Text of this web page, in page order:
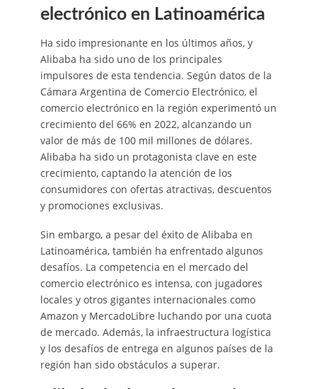
electrónico en Latinoamérica
Ha sido impresionante en los últimos años, y
Alibaba ha sido uno de los principales
impulsores de esta tendencia. Según datos de la
Cámara Argentina de Comercio Electrónico, el
comercio electrónico en la región experimentó un
crecimiento del 66% en 2022, alcanzando un
valor de más de 100 mil millones de dólares.
Alibaba ha sido un protagonista clave en este
crecimiento, captando la atención de los
consumidores con ofertas atractivas, descuentos
y promociones exclusivas.
Sin embargo, a pesar del éxito de Alibaba en
Latinoamérica, también ha enfrentado algunos
desafíos. La competencia en el mercado del
comercio electrónico es intensa, con jugadores
locales y otros gigantes internacionales como
Amazon y MercadoLibre luchando por una cuota
de mercado. Además, la infraestructura logística
y los desafíos de entrega en algunos países de la
región han sido obstáculos a superar.